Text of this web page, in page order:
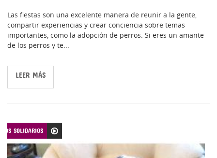
Las fiestas son una excelente manera de reunir a la gente,
compartir experiencias y crear conciencia sobre temas
importantes, como la adopción de perros. Si eres un amante
de los perros y te...
LEER MÁS
SOLIDARIOS